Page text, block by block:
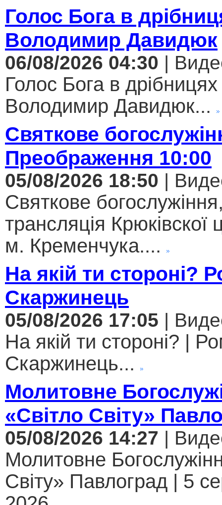
Голос Бога в
Володимир Давидюк
06/08/2026 04:30 |
Голос Бога в
Володимир Давидюк...
Святкове
Преображення 10:00
05/08/2026 18:50 |
Святкове
трансляція
м. Кременчука....
На якій ти стороні?
Скаржинець
05/08/2026 17:05 |
На якій ти стороні? |
Скаржинець...
Молитовне
«Світло Світу»
05/08/2026 14:27 |
Молитовне
Світу» Павлоград | 5